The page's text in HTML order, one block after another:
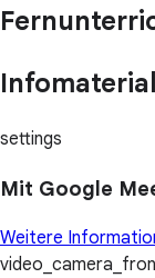
settings
Mit Google
Weitere